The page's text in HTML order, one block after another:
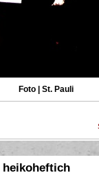
Foto | St. Pauli
heikoheftich